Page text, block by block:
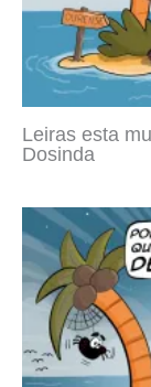
Leiras esta
Dosinda